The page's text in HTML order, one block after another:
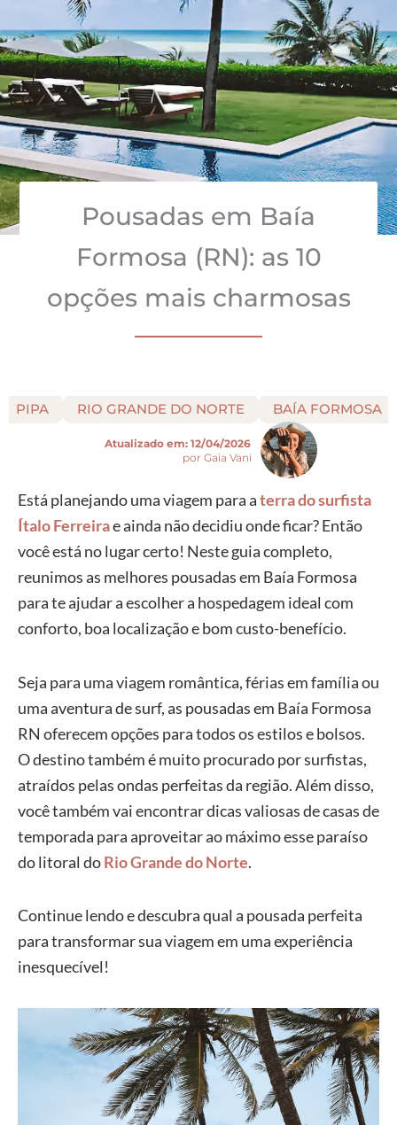
Pousadas em Baía
Formosa (RN): as 10
opções mais charmosas
PIPA RIO GRANDE DO NORTE BAÍA FORMOSA
Atualizado em: 12/04/2026
por Gaia Vani
Está planejando uma viagem para aterra do surfista
Ítalo Ferreirae ainda não decidiu onde ficar? Então
você está no lugar certo! Neste guia completo,
reunimos as melhores pousadas em Baía Formosa
para te ajudar a escolher a hospedagem ideal com
conforto, boa localização e bom custo-benefício.
Seja para uma viagem romântica, férias em família ou
uma aventura de surf, as pousadas em Baía Formosa
RN oferecem opções para todos os estilos e bolsos.
O destino também é muito procurado por surfistas,
atraídos pelas ondas perfeitas da região. Além disso,
você também vai encontrar dicas valiosas de casas de
temporada para aproveitar ao máximo esse paraíso
do litoral doRio Grande do Norte.
Continue lendo e descubra qual a pousada perfeita
para transformar sua viagem em uma experiência
inesquecível!